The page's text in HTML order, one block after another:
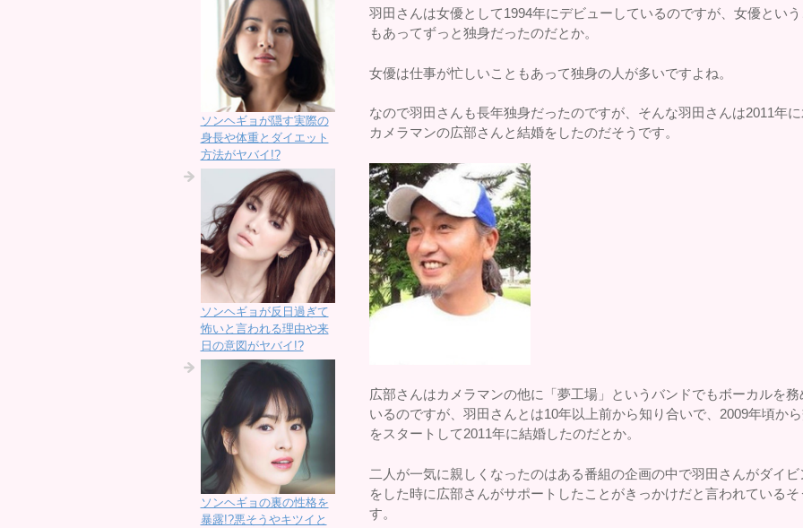
羽田さんは女優として1994年にデビューしているのですが、女優とい
もあってずっと独身だったのだとか。
女優は仕事が忙しいこともあって独身の人が多いですよね。
なので羽田さんも長年独身だったのですが、そんな羽田さんは2011年
カメラマンの広部さんと結婚をしたのだそうです。
広部さんはカメラマンの他に「夢工場」というバンドでもボーカルを務
いるのですが、羽田さんとは10年以上前から知り合いで、2009年頃か
をスタートして2011年に結婚したのだとか。
二人が一気に親しくなったのはある番組の企画の中で羽田さんがダイビ
をした時に広部さんがサポートしたことがきっかけだと言われているそ
す。
ソンヘギョが隠す実際の
身長や体重とダイエット
方法がヤバイ!?
ソンヘギョが反日過ぎて
怖いと言われる理由や来
日の意図がヤバイ!?
ソンヘギョの裏の性格を
暴露!?悪そうやキツイと